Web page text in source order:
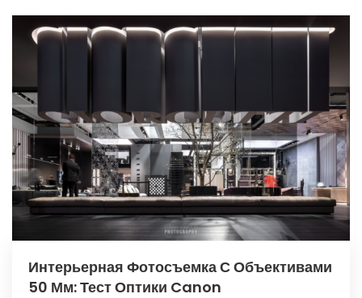
Интерьерная Фотосъемка С Объективами
50 Мм: Тест Оптики Canon